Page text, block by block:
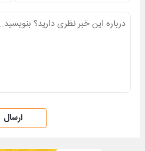
ارسال